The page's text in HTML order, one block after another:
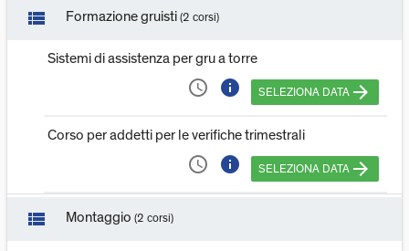
view_list Formazione gruisti (2 corsi)
Sistemi di assistenza per gru a torre
access_time info SELEZIONA DATA arrow_forward
Corso per addetti per le verifiche trimestrali
access_time info SELEZIONA DATA arrow_forward
view_list Montaggio (2 corsi)